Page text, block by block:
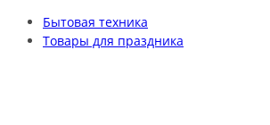
Бытовая техника
Товары для праздника